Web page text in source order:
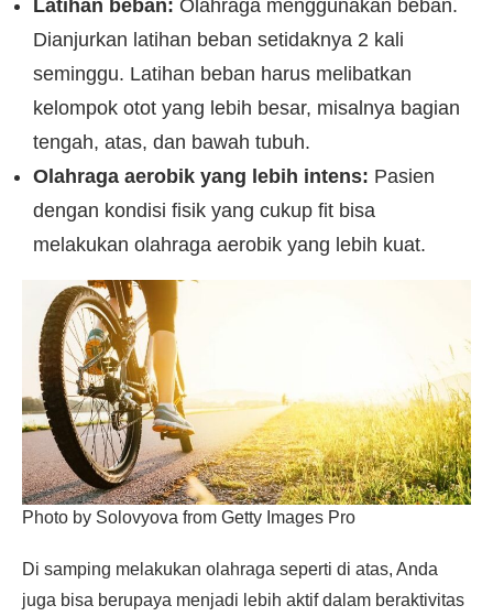
Latihan beban: Olahraga menggunakan beban.
Dianjurkan latihan beban setidaknya 2 kali
seminggu. Latihan beban harus melibatkan
kelompok otot yang lebih besar, misalnya bagian
tengah, atas, dan bawah tubuh.
Olahraga aerobik yang lebih intens: Pasien
dengan kondisi fisik yang cukup fit bisa
melakukan olahraga aerobik yang lebih kuat.
Photo by Solovyova from Getty Images Pro
Di samping melakukan olahraga seperti di atas, Anda
juga bisa berupaya menjadi lebih aktif dalam beraktivitas